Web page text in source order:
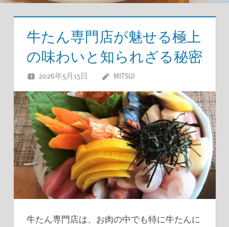
牛たん専門店が魅せる極上
の味わいと知られざる秘密
2026年5月15日 MITSUI
牛たん専門店は、お肉の中でも特に牛たんに